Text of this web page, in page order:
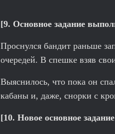
[9. Основное задание
Проснулся бандит раньше
очередей. В спешке взяв
Выяснилось, что пока он
кабаны и, даже, снорки с
[10. Новое основное